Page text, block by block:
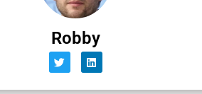
Robby